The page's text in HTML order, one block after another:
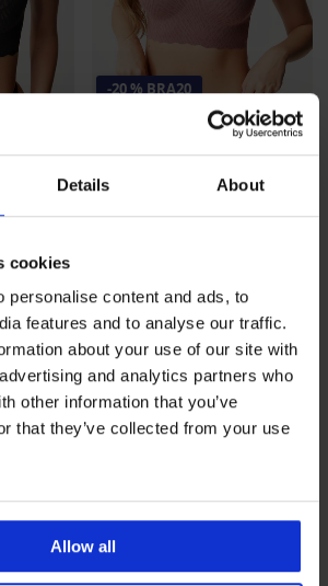
Details About
cookies
personalise content and ads, to
features and to analyse our traffic.
about your use of our site with
and analytics partners who
other information that you’ve
that they’ve collected from your use
Allow all
-20 % BRA20
Bliss Bralette
-20 % BRA20